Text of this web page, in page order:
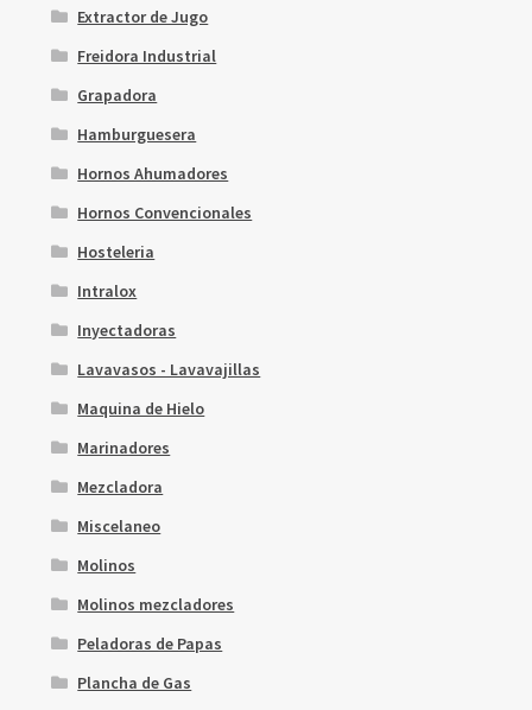
Extractor de Jugo
Freidora Industrial
Grapadora
Hamburguesera
Hornos Ahumadores
Hornos Convencionales
Hosteleria
Intralox
Inyectadoras
Lavavasos - Lavavajillas
Maquina de Hielo
Marinadores
Mezcladora
Miscelaneo
Molinos
Molinos mezcladores
Peladoras de Papas
Plancha de Gas